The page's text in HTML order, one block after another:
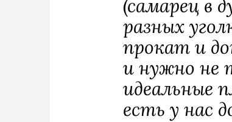
(самарец в
разных
прокат и
и нужно не
идеальные
есть у нас